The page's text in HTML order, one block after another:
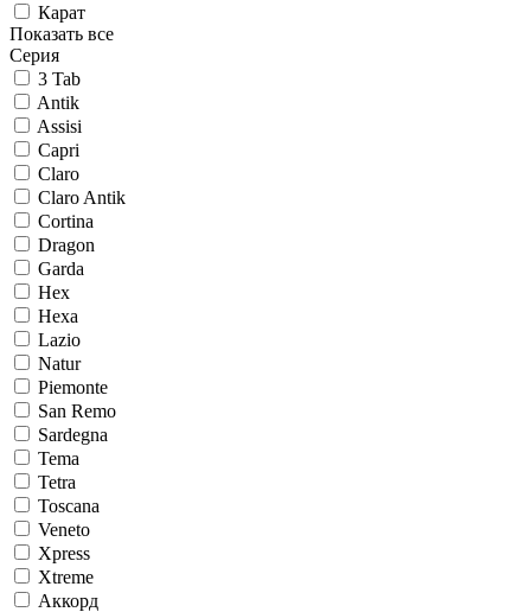
Карат
Показать все
Серия
3 Tab
Antik
Assisi
Capri
Claro
Claro Antik
Cortina
Dragon
Garda
Hex
Hexa
Lazio
Natur
Piemonte
San Remo
Sardegna
Tema
Tetra
Toscana
Veneto
Xpress
Xtreme
Аккорд